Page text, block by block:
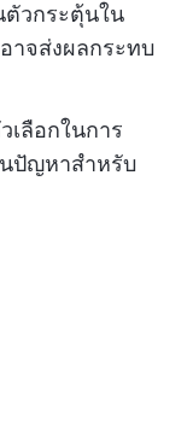
วกระตุ้นใน
าจส่งผลกระทบ
เลือกในการ
ปัญหาสำหรับ